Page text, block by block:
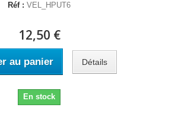
Réf : VEL_HPUT6
12,50 €
au panier Détails
En stock